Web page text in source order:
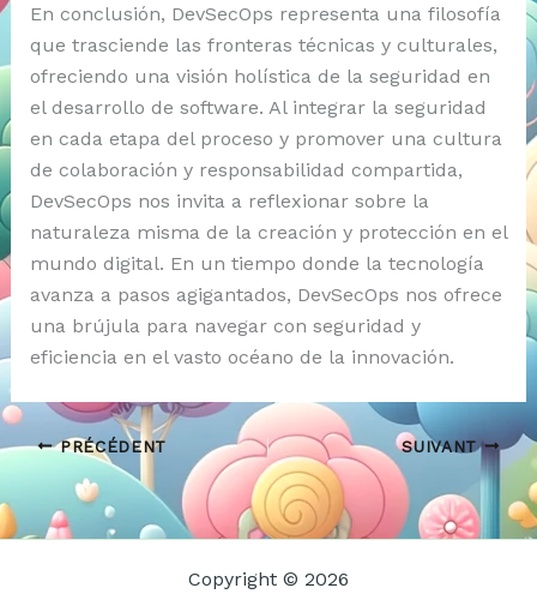
En conclusión, DevSecOps representa una filosofía
que trasciende las fronteras técnicas y culturales,
ofreciendo una visión holística de la seguridad en
el desarrollo de software. Al integrar la seguridad
en cada etapa del proceso y promover una cultura
de colaboración y responsabilidad compartida,
DevSecOps nos invita a reflexionar sobre la
naturaleza misma de la creación y protección en el
mundo digital. En un tiempo donde la tecnología
avanza a pasos agigantados, DevSecOps nos ofrece
una brújula para navegar con seguridad y
eficiencia en el vasto océano de la innovación.
PRÉCÉDENT SUIVANT
Copyright © 2026